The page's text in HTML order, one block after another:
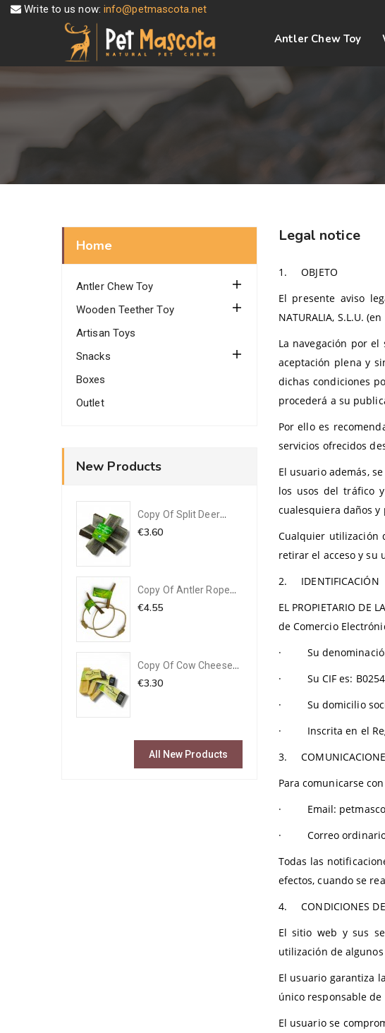
Write to us now: info@petmascota.net
Antler Chew Toy
Home
Antler Chew Toy
Wooden Teether Toy
Artisan Toys
Snacks
Boxes
Outlet
New Products
Copy Of Split Deer
€3.60
Copy Of Antler Rope
€4.55
Copy Of Cow Cheese
€3.30
All New Products
Legal notice
1.OBJETO
El presente aviso
NATURALIA, S.L.U.
La navegación por el
aceptación plena y
dichas condiciones
procederá a su
Por ello es
servicios ofrecidos
El usuario además,
los usos del tráfico
cualesquiera daños
Cualquier utilización
retirar el acceso y su
2. IDENTIFICACIÓN
EL PROPIETARIO
de Comercio
· Su denominación
· Su CIF es:
· Su domicilio social
· Inscrita en el
3.
Para comunicarse
· Email:
· Correo ordinario:
Todas las
efectos, cuando se
4.CONDICIONES
El sitio web y sus
utilización de
El usuario garantiza
único responsable
El usuario se